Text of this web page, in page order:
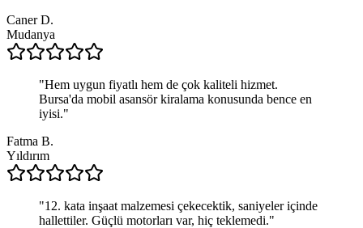
Caner D.
Mudanya
"Hem uygun fiyatlı hem de çok kaliteli hizmet.
Bursa'da mobil asansör kiralama konusunda bence en
iyisi."
Fatma B.
Yıldırım
"12. kata inşaat malzemesi çekecektik, saniyeler içinde
hallettiler. Güçlü motorları var, hiç teklemedi."